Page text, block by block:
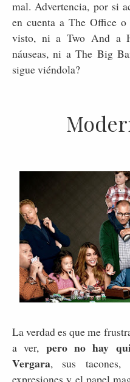
mal. Advertencia, por si
en cuenta a The Office
visto, ni a Two And a
náuseas, ni a The Big
sigue viéndola?
La verdad es que me
a ver, pero no hay
Vergara, sus tacones,
expresiones y el papel